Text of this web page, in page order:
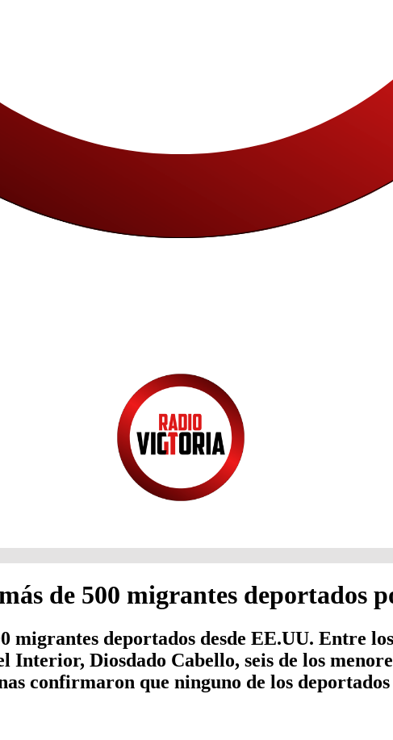
de 500 migrantes deportados
migrantes deportados desde EE.UU. Entre
Interior, Diosdado Cabello, seis de los
confirmaron que ninguno de los